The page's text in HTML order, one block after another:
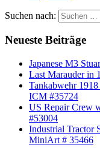
Suchen nach:
Neueste Beiträge
Japanese M3
Last Marauder in
Tankabwehr
ICM #35724
US Repair Crew
#53004
Industrial Tractor
MiniArt # 35466